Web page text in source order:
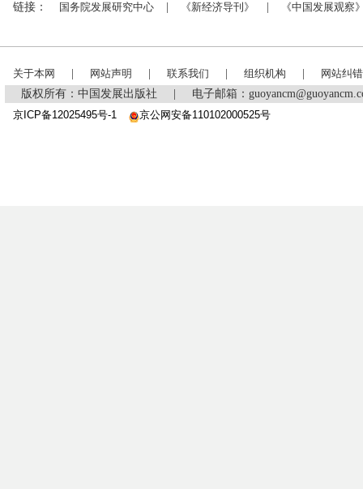
链接： 国务院发展研究中心 《新经济导刊》 《中国发展观察
关于本网 网站声明 联系我们 组织机构
网站纠错
版权所有：中国发展出版社
电子邮箱：
京ICP备12025495号-1
京公网安备110102000525号